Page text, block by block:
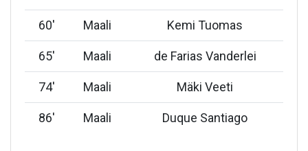
60' Maali Kemi Tuomas
65' Maali de Farias Vanderlei
74' Maali Mäki Veeti
86' Maali Duque Santiago